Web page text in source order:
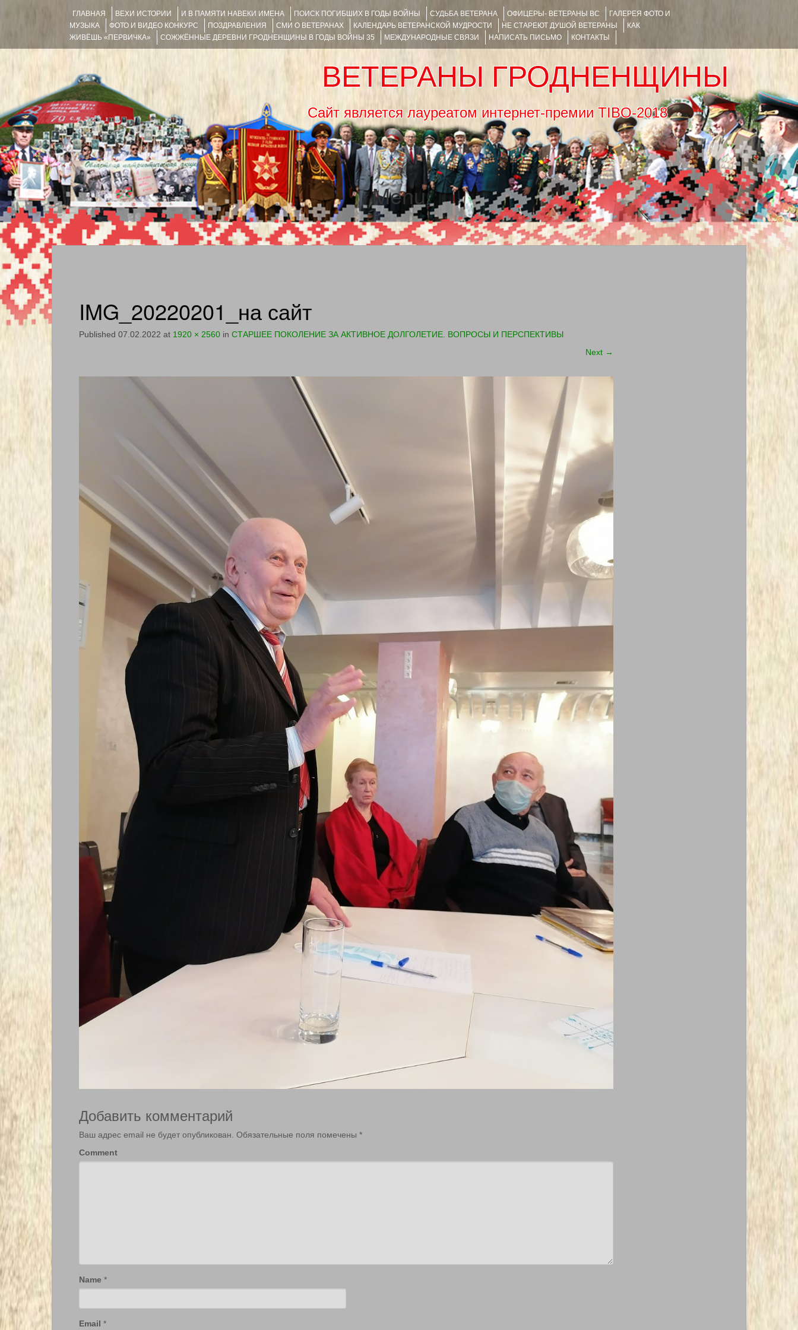
ГЛАВНАЯ ВЕХИ ИСТОРИИ И В ПАМЯТИ НАВЕКИ ИМЕНА ПОИСК ПОГИБШИХ В ГОДЫ ВОЙНЫ СУДЬБА ВЕТЕРАНА ОФИЦЕРЫ- ВЕТЕРАНЫ ВС
ГАЛЕРЕЯ ФОТО И
МУЗЫКА
ФОТО И ВИДЕО КОНКУРС ПОЗДРАВЛЕНИЯ СМИ О ВЕТЕРАНАХ КАЛЕНДАРЬ ВЕТЕРАНСКОЙ МУДРОСТИ НЕ СТАРЕЮТ ДУШОЙ ВЕТЕРАНЫ
КАК
ЖИВЁШЬ «ПЕРВИЧКА»
СОЖЖЁННЫЕ ДЕРЕВНИ ГРОДНЕНЩИНЫ В ГОДЫ ВОЙНЫ 35 МЕЖДУНАРОДНЫЕ СВЯЗИ НАПИСАТЬ ПИСЬМО КОНТАКТЫ
ВЕТЕРАНЫ ГРОДНЕНЩИНЫ
Сайт является лауреатом интернет-премии TIBO-2018
Menu
SKIP TO CONTENT
IMG_20220201_на сайт
Published 07.02.2022 at 1920 × 2560 in СТАРШЕЕ ПОКОЛЕНИЕ ЗА АКТИВНОЕ ДОЛГОЛЕТИЕ. ВОПРОСЫ И ПЕРСПЕКТИВЫ
Next →
Добавить комментарий
Ваш адрес email не будет опубликован. Обязательные поля помечены *
Comment
Name *
Email *